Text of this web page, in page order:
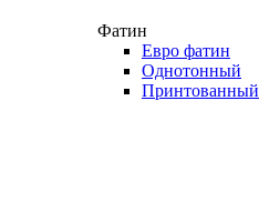
Фатин
Евро фатин
Однотонный
Принтованный